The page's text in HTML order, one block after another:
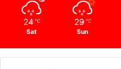
24 ℃
Sat
29 ℃
Sun